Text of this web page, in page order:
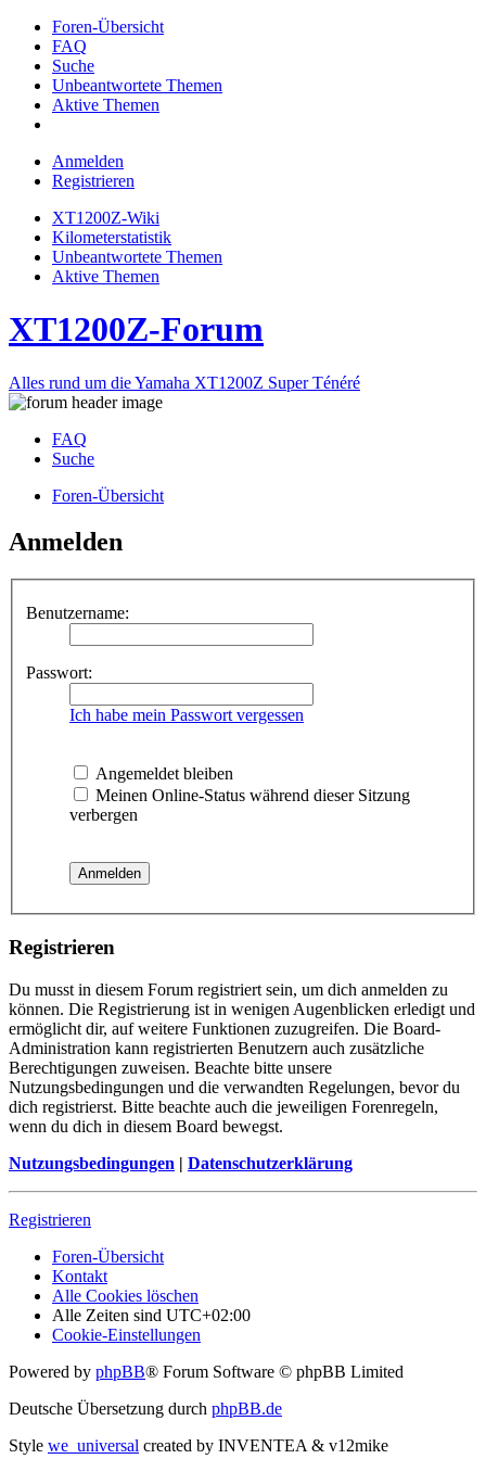
Foren-Übersicht
FAQ
Suche
Unbeantwortete Themen
Aktive Themen
Anmelden
Registrieren
XT1200Z-Wiki
Kilometerstatistik
Unbeantwortete Themen
Aktive Themen
XT1200Z-Forum
Alles rund um die Yamaha XT1200Z Super Ténéré
FAQ
Suche
Foren-Übersicht
Anmelden
Benutzername:
Passwort:
Ich habe mein Passwort vergessen
Angemeldet bleiben
Meinen Online-Status während dieser Sitzung
verbergen
Registrieren
Du musst in diesem Forum registriert sein, um dich anmelden zu
können. Die Registrierung ist in wenigen Augenblicken erledigt und
ermöglicht dir, auf weitere Funktionen zuzugreifen. Die Board-
Administration kann registrierten Benutzern auch zusätzliche
Berechtigungen zuweisen. Beachte bitte unsere
Nutzungsbedingungen und die verwandten Regelungen, bevor du
dich registrierst. Bitte beachte auch die jeweiligen Forenregeln,
wenn du dich in diesem Board bewegst.
Nutzungsbedingungen | Datenschutzerklärung
Registrieren
Foren-Übersicht
Kontakt
Alle Cookies löschen
Alle Zeiten sind UTC+02:00
Cookie-Einstellungen
Powered by phpBB® Forum Software © phpBB Limited
Deutsche Übersetzung durch phpBB.de
Style we_universal created by INVENTEA & v12mike